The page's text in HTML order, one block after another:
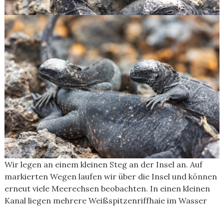
Wir legen an einem kleinen Steg an der Insel an. Auf
markierten Wegen laufen wir über die Insel und können
erneut viele Meerechsen beobachten. In einen kleinen
Kanal liegen mehrere Weißspitzenriffhaie im Wasser